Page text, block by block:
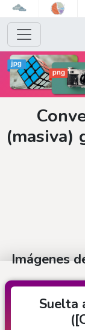
(masiva)
Imágenes
Suelta